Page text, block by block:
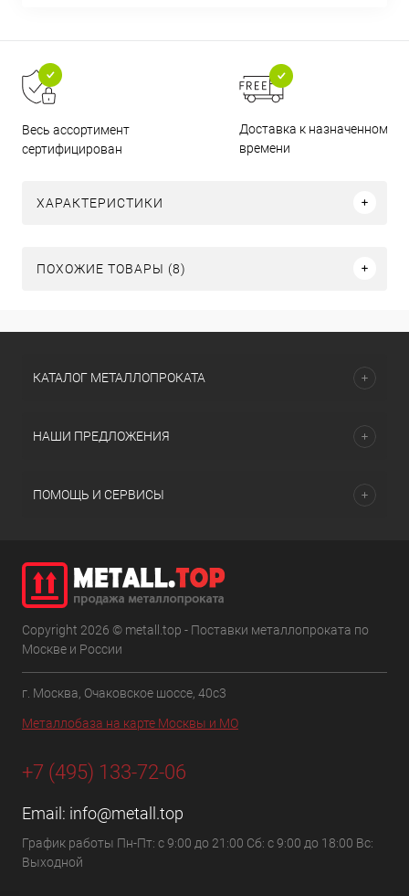
Весь ассортимент
сертифицирован
Доставка к назначенному
времени
ХАРАКТЕРИСТИКИ
ПОХОЖИЕ ТОВАРЫ (8)
КАТАЛОГ МЕТАЛЛОПРОКАТА
НАШИ ПРЕДЛОЖЕНИЯ
ПОМОЩЬ И СЕРВИСЫ
Copyright 2026 © metall.top - Поставки металлопроката по
Москве и России
г. Москва, Очаковское шоссе, 40с3
Металлобаза на карте Москвы и МО
+7 (495) 133-72-06
Email: info@metall.top
График работы Пн-Пт: с 9:00 до 21:00 Сб: с 9:00 до 18:00 Вс:
Выходной